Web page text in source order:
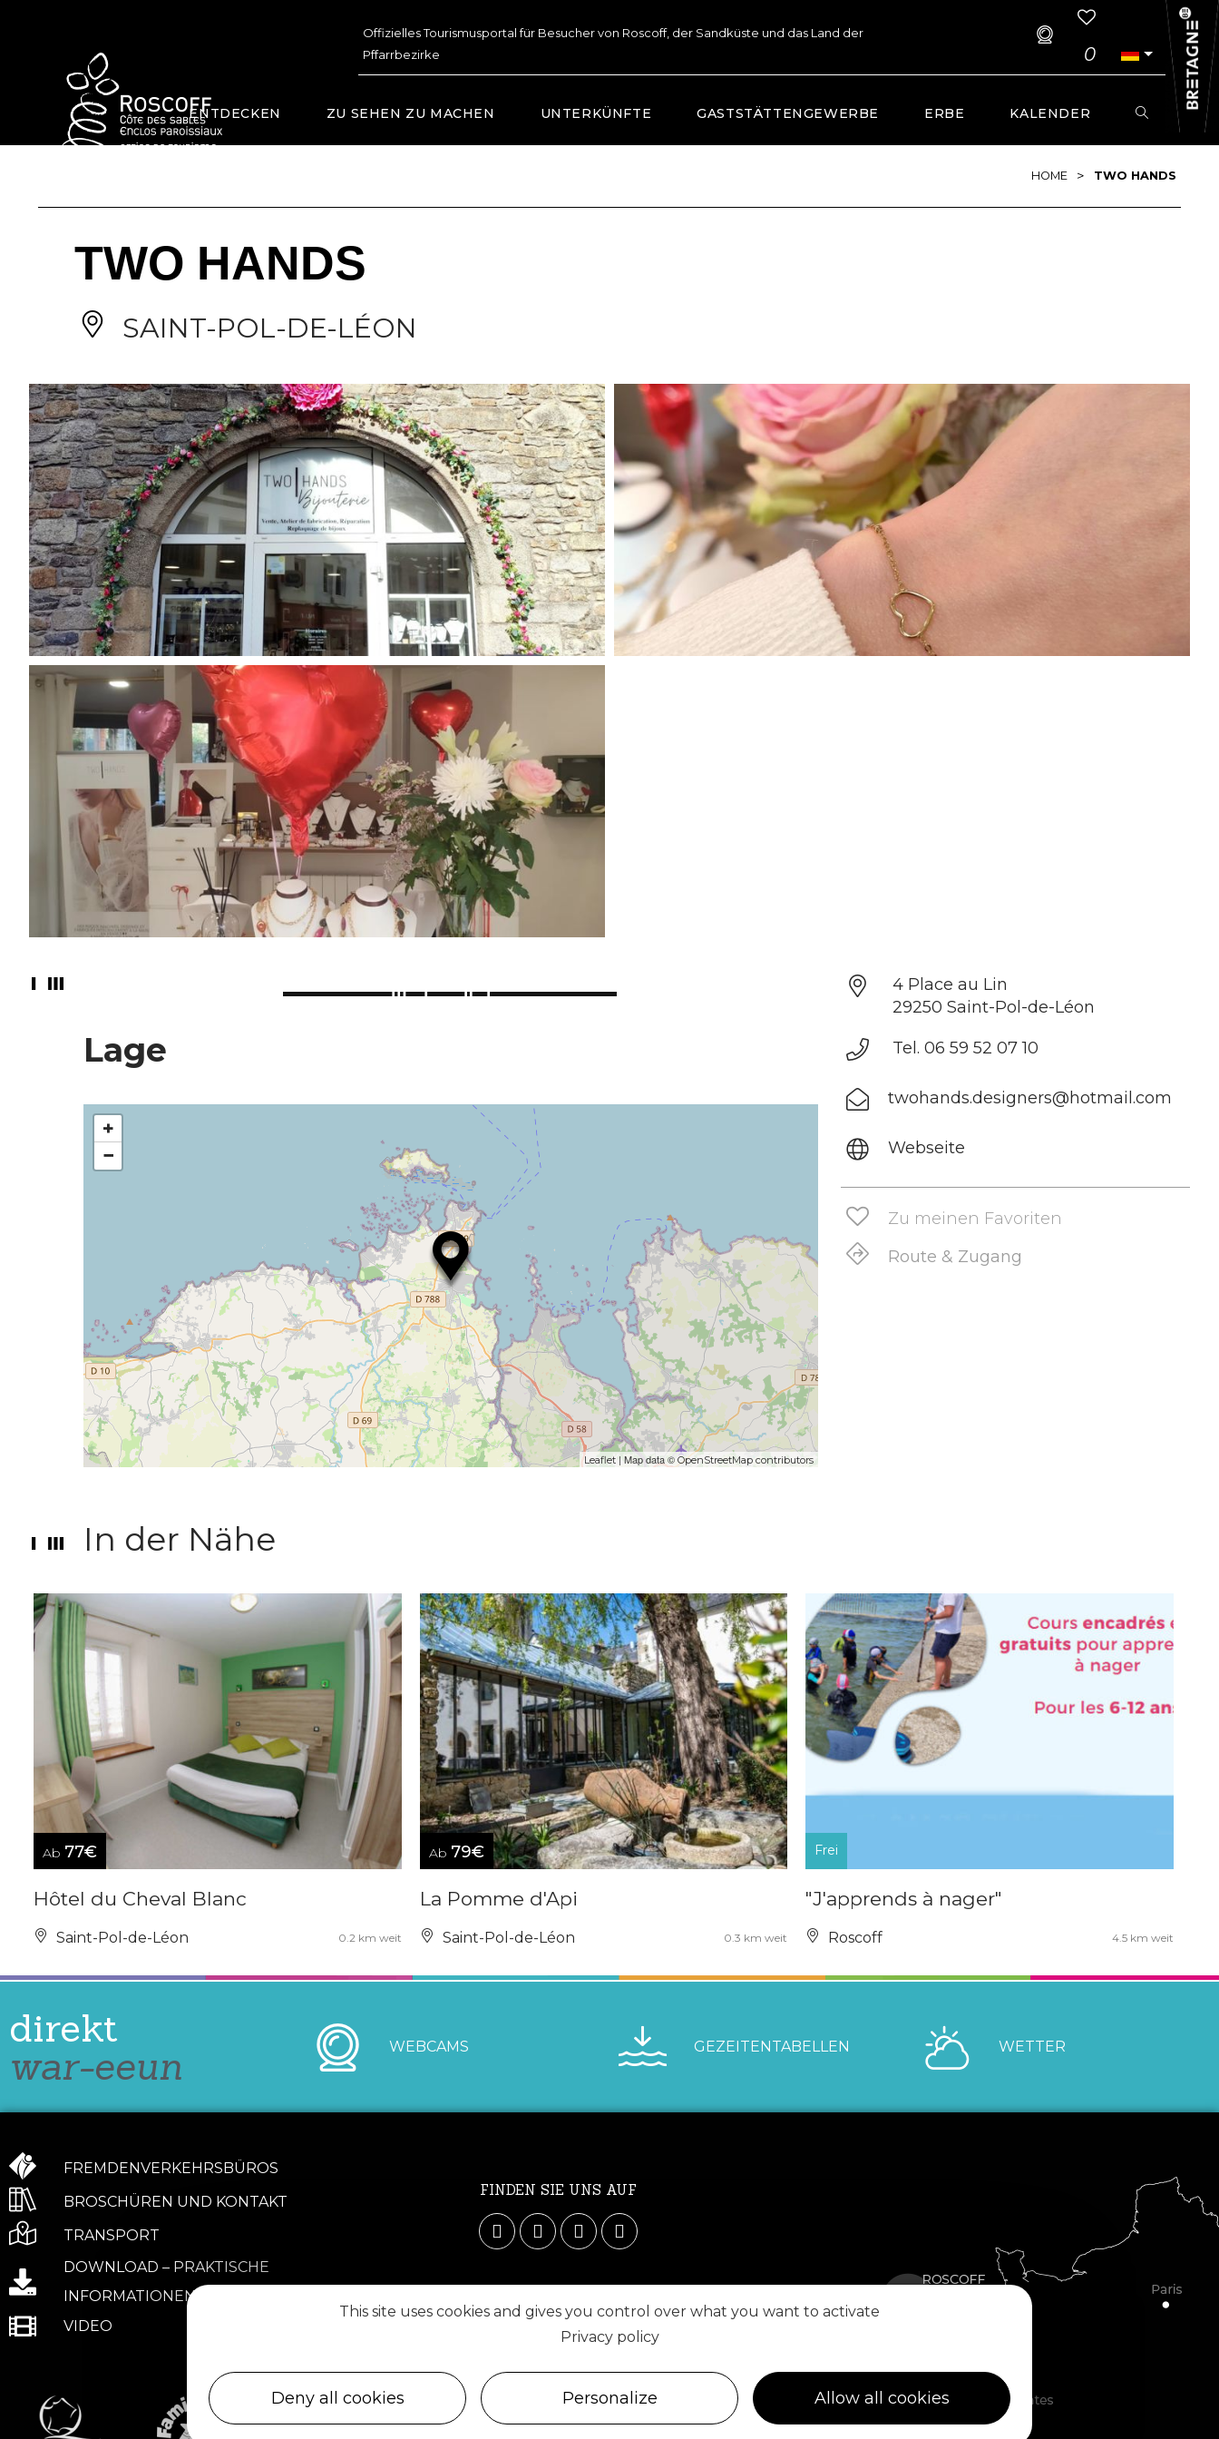
Offizielles Tourismusportal für Besucher von Roscoff, der Sandküste und das Land der
Pffarrbezirke
0
ENTDECKEN ZU SEHEN ZU MACHEN UNTERKÜNFTE GASTSTÄTTENGEWERBE ERBE KALENDER
HOME > TWO HANDS
TWO HANDS
SAINT-POL-DE-LÉON
Lage
+
−
Leaflet | Map data ©OpenStreetMap contributors
4 Place au Lin
29250 Saint-Pol-de-Léon
Tel. 06 59 52 07 10
twohands.designers@hotmail.com
Webseite
Zu meinen Favoriten
Route & Zugang
In der Nähe
Ab 77€
Hôtel du Cheval Blanc
Saint-Pol-de-Léon 0.2 km weit
Ab 79€
La Pomme d'Api
Saint-Pol-de-Léon 0.3 km weit
Frei
"J'apprends à nager"
Roscoff 4.5 km weit
direkt
war-eeun WEBCAMS GEZEITENTABELLEN WETTER
FREMDENVERKEHRSBÜROS
BROSCHÜREN UND KONTAKT
TRANSPORT
DOWNLOAD – PRAKTISCHE
INFORMATIONEN
VIDEO
FINDEN SIE UNS AUF
This site uses cookies and gives you control over what you want to activate
Privacy policy
Allow all cookies
Personalize
Deny all cookies